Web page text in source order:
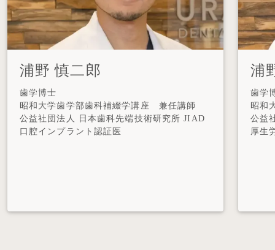
浦野 慎二郎
歯学博士
昭和大学歯学部歯科補綴学講座 兼任講師
公益社団法人 日本歯科先端技術研究所 JIAD
口腔インプラント認証医
浦
歯学
昭和
公益
厚生